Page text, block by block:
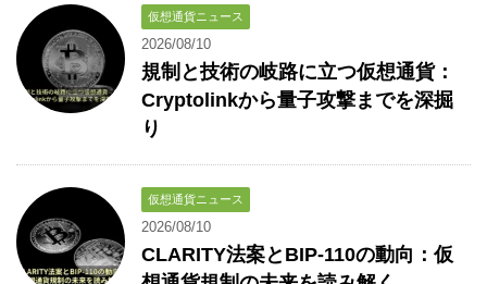
仮想通貨ニュース
2026/08/10
規制と技術の岐路に立つ仮想通貨：
Cryptolinkから量子攻撃までを深掘
り
仮想通貨ニュース
2026/08/10
CLARITY法案とBIP-110の動向：仮